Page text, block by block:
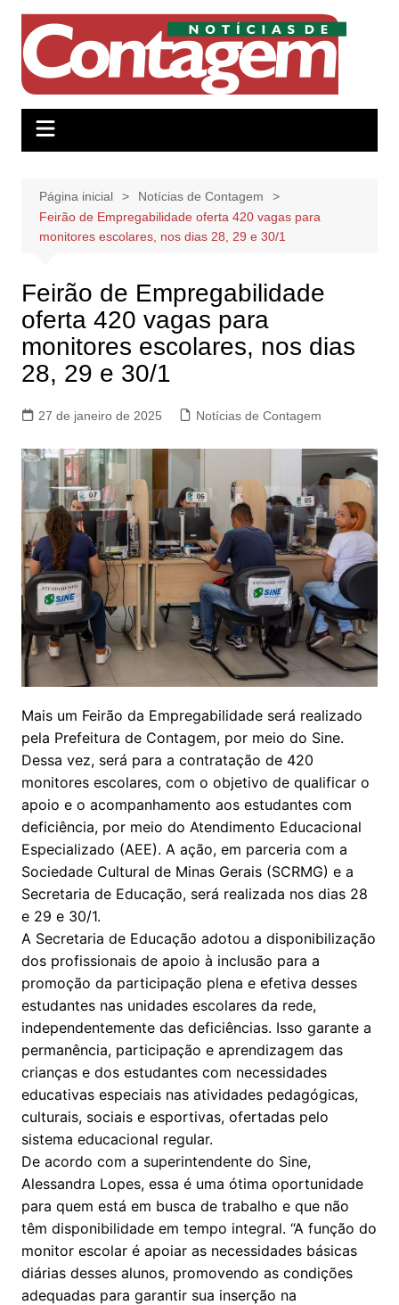
conteúdo
Página inicial
Notícias de Contagem
Feirão de Empregabilidade oferta 420 vagas para
monitores escolares, nos dias 28, 29 e 30/1
Feirão de Empregabilidade
oferta 420 vagas para
monitores escolares, nos dias
28, 29 e 30/1
27 de janeiro de 2025 Notícias de Contagem
Mais um Feirão da Empregabilidade será realizado
pela Prefeitura de Contagem, por meio do Sine.
Dessa vez, será para a contratação de 420
monitores escolares, com o objetivo de qualificar o
apoio e o acompanhamento aos estudantes com
deficiência, por meio do Atendimento Educacional
Especializado (AEE). A ação, em parceria com a
Sociedade Cultural de Minas Gerais (SCRMG) e a
Secretaria de Educação, será realizada nos dias 28
e 29 e 30/1.
A Secretaria de Educação adotou a disponibilização
dos profissionais de apoio à inclusão para a
promoção da participação plena e efetiva desses
estudantes nas unidades escolares da rede,
independentemente das deficiências. Isso garante a
permanência, participação e aprendizagem das
crianças e dos estudantes com necessidades
educativas especiais nas atividades pedagógicas,
culturais, sociais e esportivas, ofertadas pelo
sistema educacional regular.
De acordo com a superintendente do Sine,
Alessandra Lopes, essa é uma ótima oportunidade
para quem está em busca de trabalho e que não
têm disponibilidade em tempo integral. “A função do
monitor escolar é apoiar as necessidades básicas
diárias desses alunos, promovendo as condições
adequadas para garantir sua inserção na